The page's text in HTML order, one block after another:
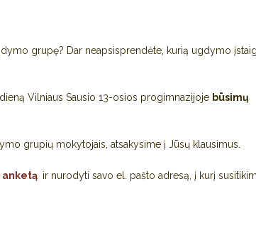
grupę? Dar neapsisprendėte, kurią ugdymo
Vilniaus Sausio 13-osios progimnazijoje būsimų
grupių mokytojais, atsakysime į Jūsų klausimus.
anketą ir nurodyti savo el. pašto adresą, į kurį